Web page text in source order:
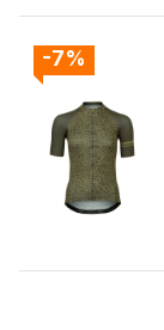
-7%